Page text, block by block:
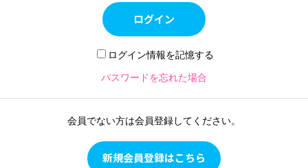
ログイン
ログイン情報を記憶する
パスワードを忘れた場合
会員でない方は会員登録してください。
新規会員登録はこちら